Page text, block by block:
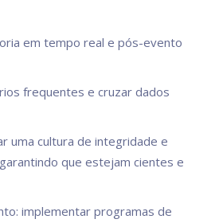
em tempo real e pós-evento
frequentes e cruzar dados
uma cultura de integridade e
que estejam cientes e
implementar programas de